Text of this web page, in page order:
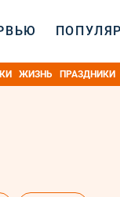
ЖИЗНЬ ПРАЗДНИКИ